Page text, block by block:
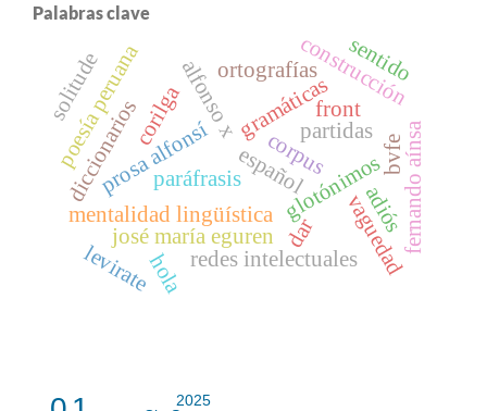
Palabras clave
partidas
alfonso x
glotónimos
mentalidad lingüística
prosa alfonsí bvfe
corpus
español
gramáticas
diccionarios
ortografías
josé maría eguren vaguedad
poesía peruana
redes intelectuales
fernando aínsa
construcción
corilga
paráfrasis
sentido
levirate
solitude front
hola
adiós
dar
2025